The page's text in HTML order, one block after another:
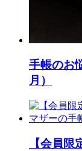
手帳のお
月）
【会員